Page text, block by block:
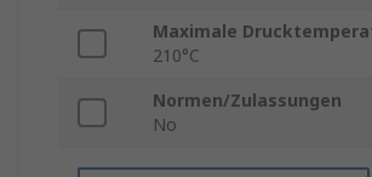
Maximale
210°C
Normen/Zulassungen
No